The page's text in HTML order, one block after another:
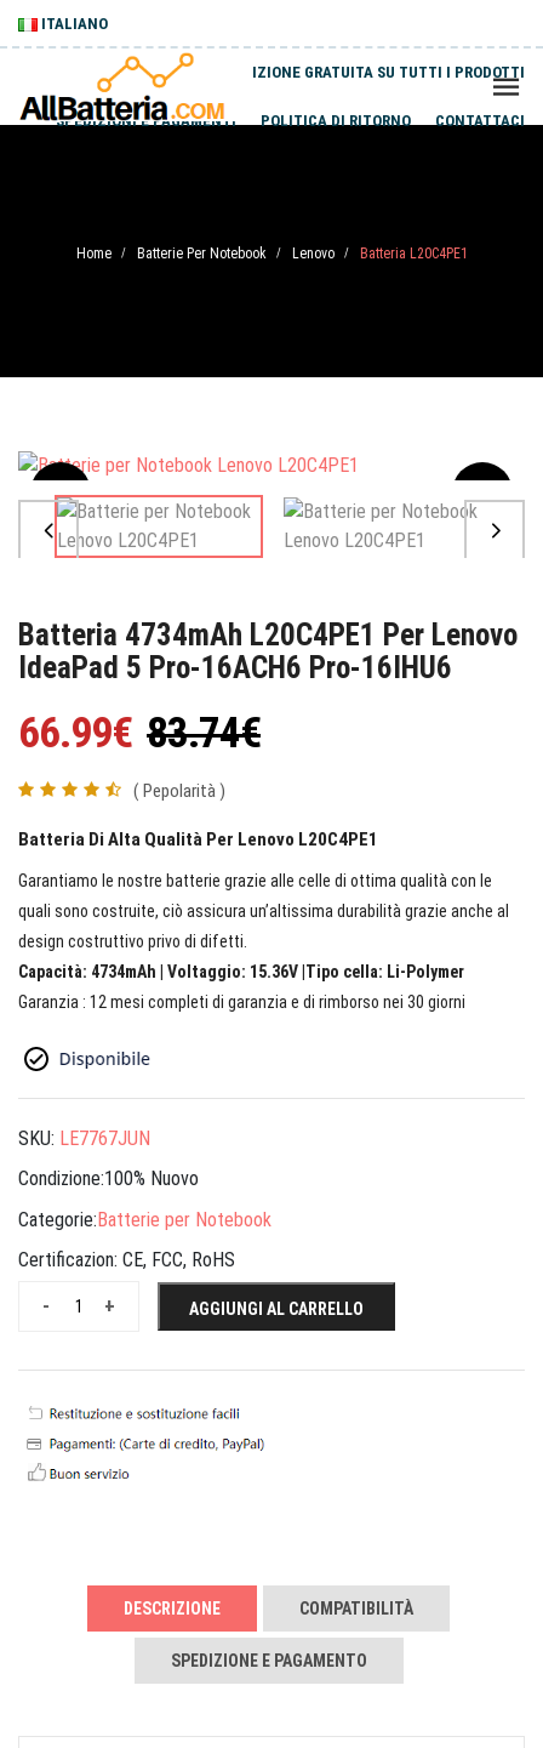
ITALIANO
SPEDIZIONE GRATUITA SU TUTTI I PRODOTTI
SPEDIZIONI E PAGAMENTI POLITICA DI RITORNO CONTATTACI
Home / Batterie Per Notebook / Lenovo / Batteria L20C4PE1
Sale
Batteria 4734mAh L20C4PE1 Per Lenovo
IdeaPad 5 Pro-16ACH6 Pro-16IHU6
66.99€ 83.74€
( Pepolarità )
Batteria Di Alta Qualità Per Lenovo L20C4PE1
Garantiamo le nostre batterie grazie alle celle di ottima qualità con le
quali sono costruite, ciò assicura un’altissima durabilità grazie anche al
design costruttivo privo di difetti.
Capacità: 4734mAh | Voltaggio: 15.36V |Tipo cella: Li-Polymer
Garanzia : 12 mesi completi di garanzia e di rimborso nei 30 giorni
SKU: LE7767JUN
Condizione:100% Nuovo
Categorie:Batterie per Notebook
Certificazion: CE, FCC, RoHS
+
- AGGIUNGI AL CARRELLO
DESCRIZIONE COMPATIBILITÀ
SPEDIZIONE E PAGAMENTO